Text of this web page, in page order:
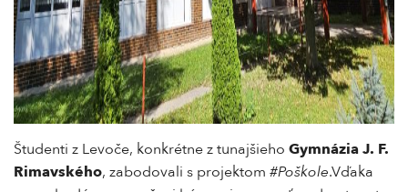
Študenti z Levoče, konkrétne z tunajšieho Gymnázia J. F.
Rimavského, zabodovali s projektom #Poškole.Vďaka